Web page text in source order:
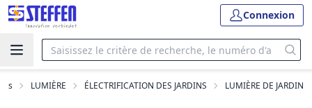
Connexion
LUMIÈRE ÉLECTRIFICATION DES JARDINS LUMIÈRE DE JARDIN